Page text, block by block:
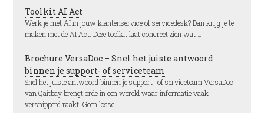
Toolkit AI Act
Werk je met AI in jouw klantenservice of servicedesk? Dan krijg je te
maken met de AI Act. Deze toolkit laat concreet zien wat …
Brochure VersaDoc – Snel het juiste antwoord
binnen je support- of serviceteam
Snel het juiste antwoord binnen je support- of serviceteam VersaDoc
van Qaitbay brengt orde in een wereld waar informatie vaak
versnipperd raakt. Geen losse …